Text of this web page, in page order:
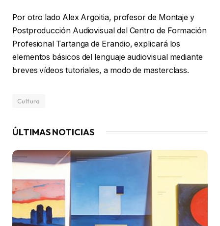
Por otro lado Alex Argoitia, profesor de Montaje y
Postproducción Audiovisual del Centro de Formación
Profesional Tartanga de Erandio, explicará los
elementos básicos del lenguaje audiovisual mediante
breves vídeos tutoriales, a modo de masterclass.
Cultura
ÚLTIMAS NOTICIAS